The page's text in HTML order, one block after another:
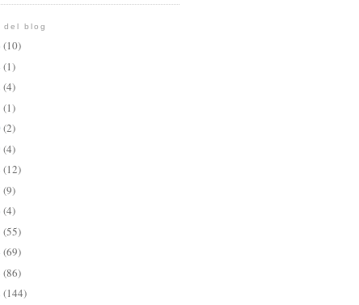
del blog
(10)
(1)
(4)
(1)
(2)
(4)
(12)
(9)
(4)
(55)
(69)
(86)
(144)